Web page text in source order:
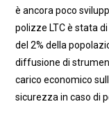
è ancora poco
polizze LTC è stata
del 2% della
diffusione di
carico economico
sicurezza in caso di